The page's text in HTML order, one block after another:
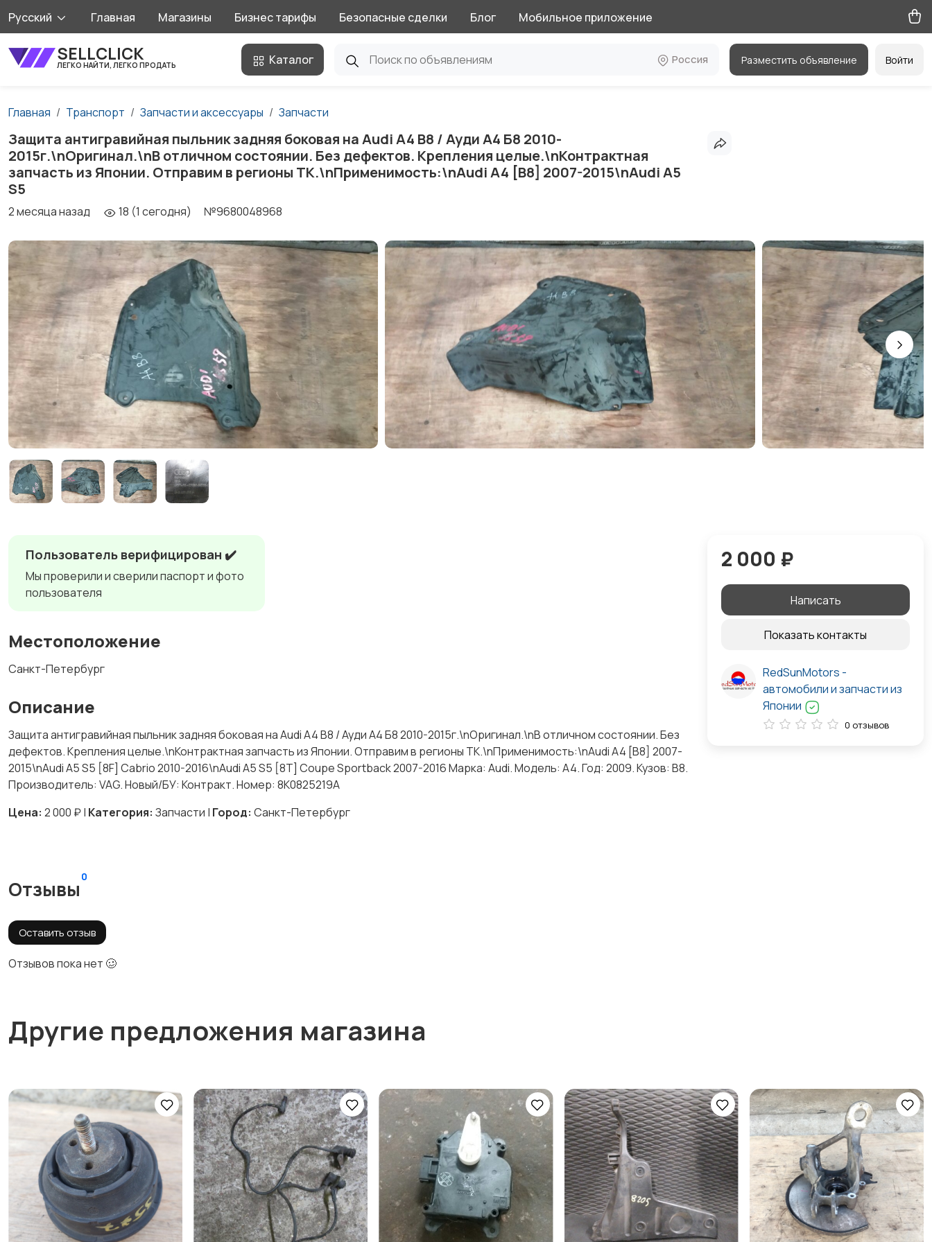
Русский Главная Магазины Бизнес тарифы Безопасные сделки Блог Мобильное приложение
SELLCLICK
ЛЕГКО НАЙТИ, ЛЕГКО ПРОДАТЬ Каталог Россия Разместить объявление Войти
Главная Транспорт Запчасти и аксессуары Запчасти
Защита антигравийная пыльник задняя боковая на Audi A4 B8 / Ауди А4 Б8 2010-
2015г.\nОригинал.\nВ отличном состоянии. Без дефектов. Крепления целые.\nКонтрактная
запчасть из Японии. Отправим в регионы ТК.\nПрименимость:\nAudi A4 [B8] 2007-2015\nAudi A5
S5
2 месяца назад 18 (1 сегодня) №9680048968
Пользователь верифицирован ✔️
Мы проверили и сверили паспорт и фото
пользователя
Местоположение
Санкт-Петербург
Описание
Защита антигравийная пыльник задняя боковая на Audi A4 B8 / Ауди А4 Б8 2010-2015г.\nОригинал.\nВ отличном состоянии. Без
дефектов. Крепления целые.\nКонтрактная запчасть из Японии. Отправим в регионы ТК.\nПрименимость:\nAudi A4 [B8] 2007-
2015\nAudi A5 S5 [8F] Cabrio 2010-2016\nAudi A5 S5 [8T] Coupe Sportback 2007-2016 Марка: Audi. Модель: A4. Год: 2009. Кузов: B8.
Производитель: VAG. Новый/БУ: Контракт. Номер: 8K0825219A
Цена: 2 000 ₽ | Категория: Запчасти | Город: Санкт-Петербург
Отзывы
0
Оставить отзыв
Отзывов пока нет 🥴
2 000 ₽
Написать
Показать контакты
RedSunMotors -
автомобили и запчасти из
Японии
0 отзывов
Другие предложения магазина